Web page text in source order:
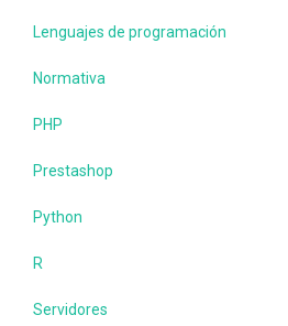
Lenguajes de programación
Normativa
PHP
Prestashop
Python
R
Servidores